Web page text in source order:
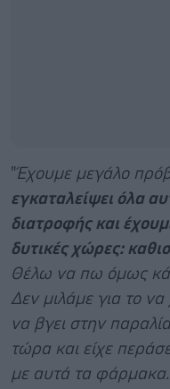
"Έχουμε μεγάλο
εγκαταλείψει όλα
διατροφής και
δυτικές χώρες:
Θέλω να πω όμως
Δεν μιλάμε για το να
να βγει στην
τώρα και είχε
με αυτά τα φάρμακα.